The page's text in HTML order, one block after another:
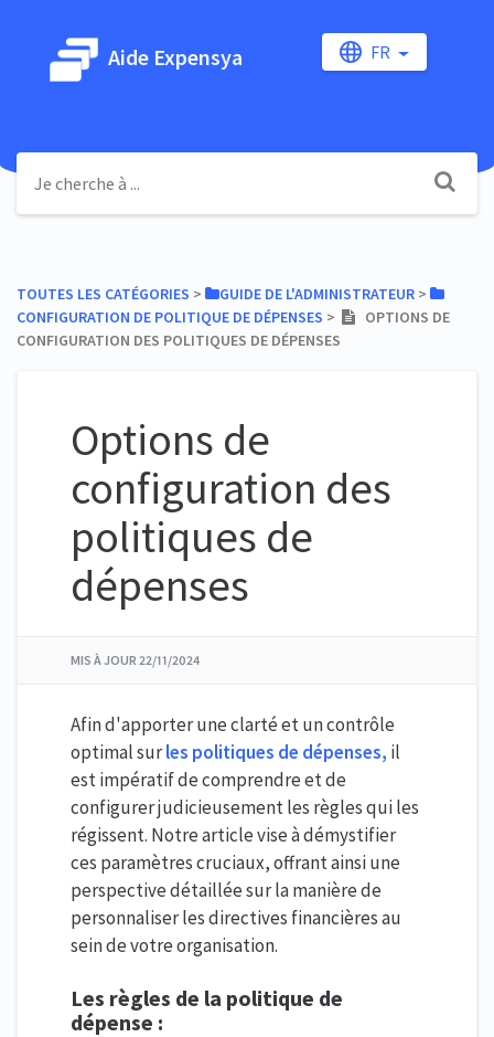
Aide Expensya FR
TOUTES LES CATÉGORIES ​ > ​ ​GUIDE DE L'ADMINISTRATEUR ​ > ​
CONFIGURATION DE POLITIQUE DE DÉPENSES ​ > ​
OPTIONS DE
CONFIGURATION DES POLITIQUES DE DÉPENSES
Options de
configuration des
politiques de
dépenses
MIS À JOUR 22/11/2024
Afin d'apporter une clarté et un contrôle
optimal surles politiques de dépenses, il
est impératif de comprendre et de
configurer judicieusement les règles qui les
régissent. Notre article vise à démystifier
ces paramètres cruciaux, offrant ainsi une
perspective détaillée sur la manière de
personnaliser les directives financières au
sein de votre organisation.
Les règles de la politique de
dépense :